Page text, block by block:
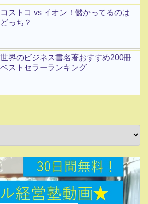
コストコ vs イオン！儲かってるのは
どっち？
世界のビジネス書名著おすすめ200冊
ベストセラーランキング